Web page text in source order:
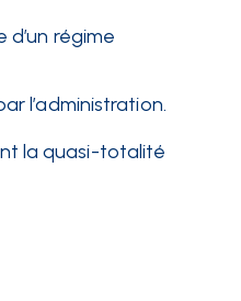
d’un régime
l’administration.
la quasi-totalité